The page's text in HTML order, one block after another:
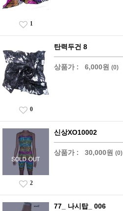
1
탄력두건 8
상품가 : 6,000원 (0)
0
신상XO10002
상품가 : 30,000원 (0)
2
77_ 나시탑_ 006